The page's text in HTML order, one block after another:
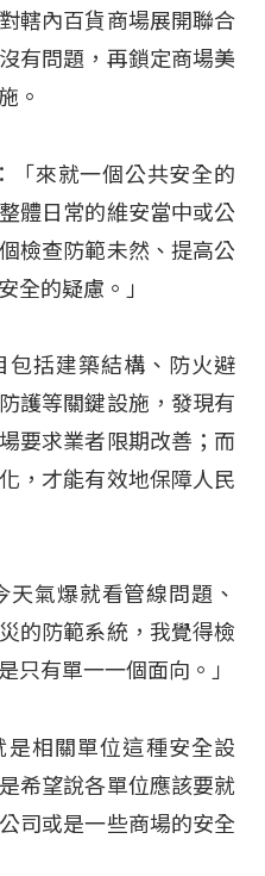
轄內百貨商場展開聯合
有問題，再鎖定商場美
。
「來就一個公共安全的
體日常的維安當中或公
檢查防範未然、提高公
全的疑慮。」
包括建築結構、防火避
護等關鍵設施，發現有
要求業者限期改善；而
，才能有效地保障人民
氣爆就看管線問題、
的防範系統，我覺得檢
只有單一一個面向。」
相關單位這種安全設
希望說各單位應該要就
司或是一些商場的安全